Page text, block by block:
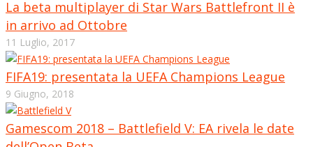
La beta multiplayer di Star Wars Battlefront II è
in arrivo ad Ottobre
11 Luglio, 2017
FIFA19: presentata la UEFA Champions League
9 Giugno, 2018
Gamescom 2018 – Battlefield V: EA rivela le date